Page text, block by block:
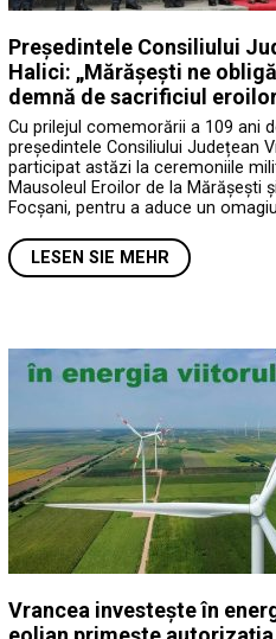
Președintele Consiliului
Halici: „Mărășești ne
demnă de sacrificiul
Cu prilejul comemorării a 109 ani
președintele Consiliului Județean
participat astăzi la ceremoniile
Mausoleul Eroilor de la Mărășești
Focșani, pentru a aduce un
LESEN SIE MEHR
Vrancea investește în